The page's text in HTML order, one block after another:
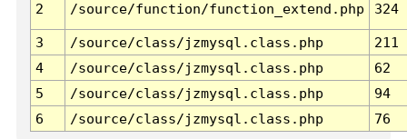
2 /source/function/function_extend.php 324
3 /source/class/jzmysql.class.php
211
4
/source/class/jzmysql.class.php
62
5
/source/class/jzmysql.class.php
94
6
/source/class/jzmysql.class.php 76